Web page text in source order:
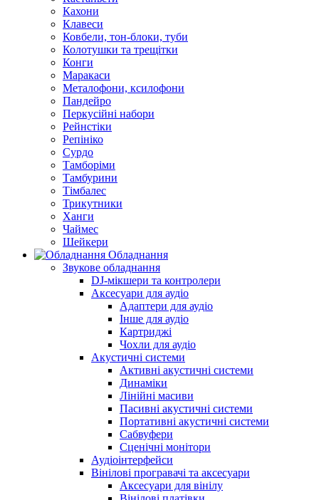
Кахони
Клавеси
Ковбели, тон-блоки, туби
Колотушки та трещітки
Конги
Маракаси
Металофони, ксилофони
Пандейро
Перкусійні набори
Рейнстіки
Репініко
Сурдо
Тамборіми
Тамбурини
Тімбалес
Трикутники
Ханги
Чаймес
Шейкери
Обладнання
Звукове обладнання
DJ-мікшери та контролери
Аксесуари для аудіо
Адаптери для аудіо
Інше для аудіо
Картриджі
Чохли для аудіо
Акустичні системи
Активні акустичні системи
Динаміки
Лінійні масиви
Пасивні акустичні системи
Портативні акустичні системи
Сабвуфери
Сценічні монітори
Аудіоінтерфейси
Вінілові програвачі та аксесуари
Аксесуари для вінілу